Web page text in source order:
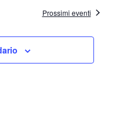
Prossimi eventi